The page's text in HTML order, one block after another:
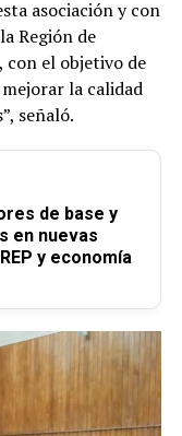
asociación y con
Región de
con el objetivo de
la calidad
señaló.
de base y
en nuevas
y economía